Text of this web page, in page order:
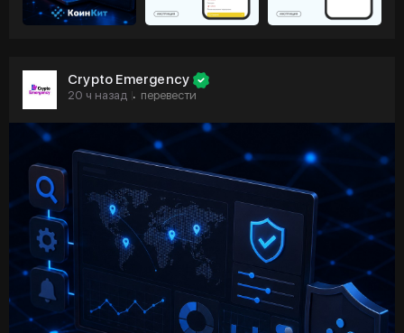
Crypto Emergency
20 ч назад · перевести